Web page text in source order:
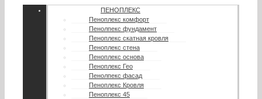
ПЕНОПЛЕКС
Пеноплекс комфорт
Пенолпекс фундамент
Пеноплекс скатная кровля
Пеноплекс стена
Пеноплекс основа
Пеноплекс Гео
Пенолпекс фасад
Пеноплекс Кровля
Пеноплекс 45